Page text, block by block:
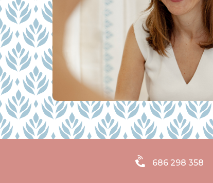
686 298 358